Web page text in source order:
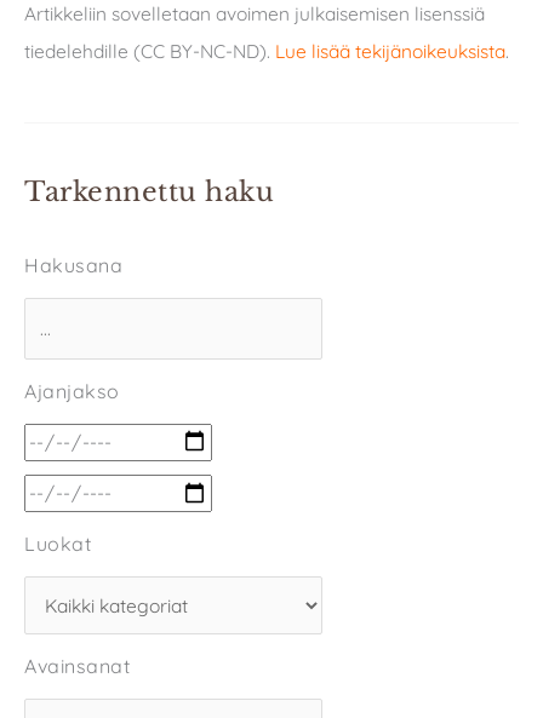
Artikkeliin sovelletaan avoimen julkaisemisen lisenssiä
tiedelehdille (CC BY-NC-ND). Lue lisää tekijänoikeuksista.
Tarkennettu haku
Hakusana
Ajanjakso
Luokat
Avainsanat